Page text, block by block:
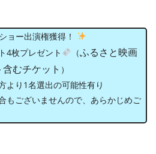
ョー出演権獲得！
4枚プレゼント
（ふるさと映画
むチケット ）
より1名選出の可能性有り
もございませんので、あらかじめご